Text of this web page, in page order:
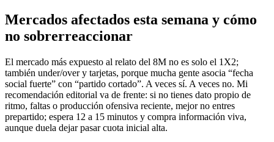
Mercados afectados esta semana y cómo
no sobrerreaccionar
El mercado más expuesto al relato del 8M no es solo el 1X2;
también under/over y tarjetas, porque mucha gente asocia “fecha
social fuerte” con “partido cortado”. A veces sí. A veces no. Mi
recomendación editorial va de frente: si no tienes dato propio de
ritmo, faltas o producción ofensiva reciente, mejor no entres
prepartido; espera 12 a 15 minutos y compra información viva,
aunque duela dejar pasar cuota inicial alta.